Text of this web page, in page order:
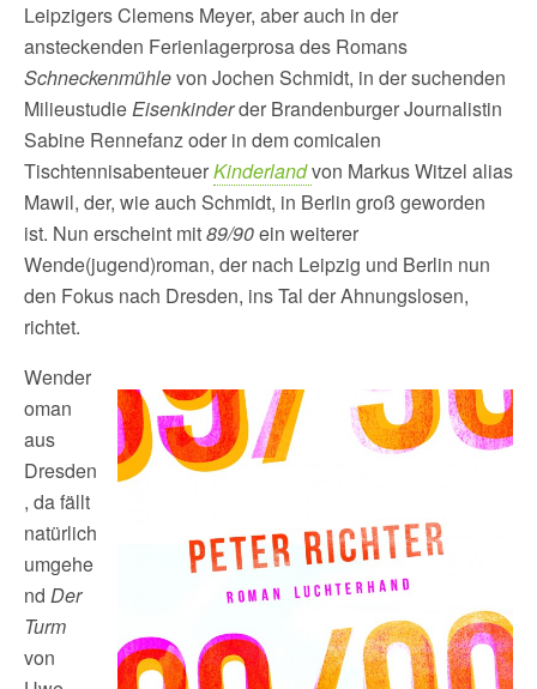
Leipzigers Clemens Meyer, aber auch in der
ansteckenden Ferienlagerprosa des Romans
Schneckenmühlevon Jochen Schmidt, in der suchenden
MilieustudieEisenkinderder Brandenburger Journalistin
Sabine Rennefanz oder in dem comicalen
TischtennisabenteuerKinderlandvon Markus Witzel alias
Mawil, der, wie auch Schmidt, in Berlin groß geworden
ist. Nun erscheint mit89/90ein weiterer
Wende(jugend)roman, der nach Leipzig und Berlin nun
den Fokus nach Dresden, ins Tal der Ahnungslosen,
richtet.
Wender
oman
aus
Dresden
, da fällt
natürlich
umgehe
nd Der
Turm
von